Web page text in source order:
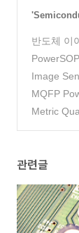
'
반도체 이
(1)
Image
MQFP
Metric
관련글